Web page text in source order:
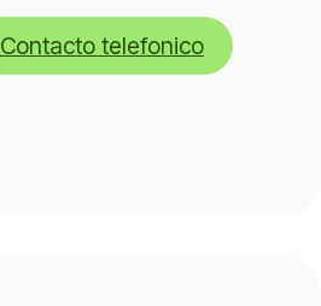
Contacto telefonico